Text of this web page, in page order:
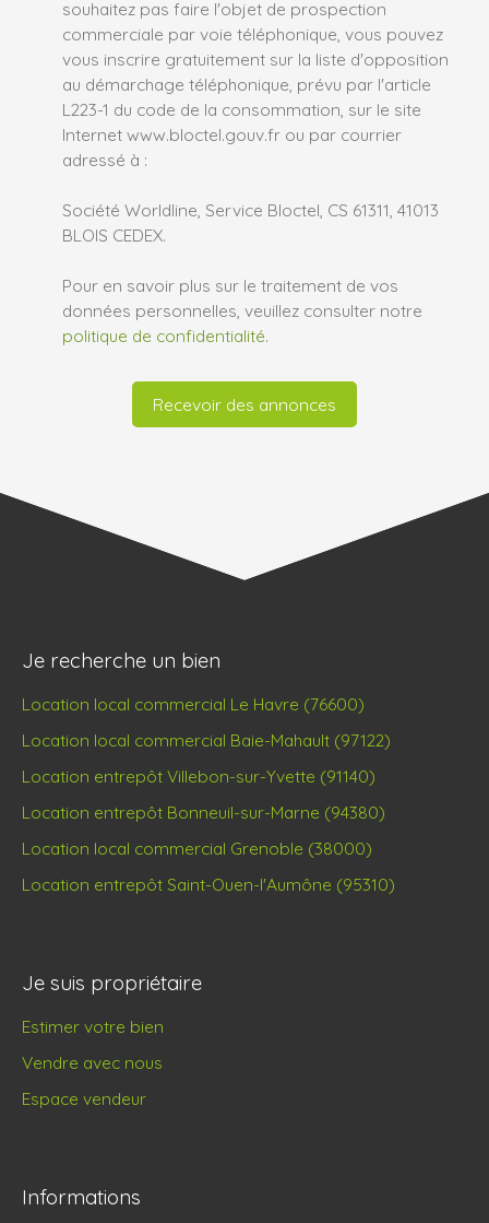
souhaitez pas faire l'objet de prospection
commerciale par voie téléphonique, vous pouvez
vous inscrire gratuitement sur la liste d'opposition
au démarchage téléphonique, prévu par l'article
L223-1 du code de la consommation, sur le site
Internet www.bloctel.gouv.fr ou par courrier
adressé à :
Société Worldline, Service Bloctel, CS 61311, 41013
BLOIS CEDEX.
Pour en savoir plus sur le traitement de vos
données personnelles, veuillez consulter notre
politique de confidentialité.
Recevoir des annonces
Je recherche un bien
Location local commercial Le Havre (76600)
Location local commercial Baie-Mahault (97122)
Location entrepôt Villebon-sur-Yvette (91140)
Location entrepôt Bonneuil-sur-Marne (94380)
Location local commercial Grenoble (38000)
Location entrepôt Saint-Ouen-l'Aumône (95310)
Je suis propriétaire
Estimer votre bien
Vendre avec nous
Espace vendeur
Informations